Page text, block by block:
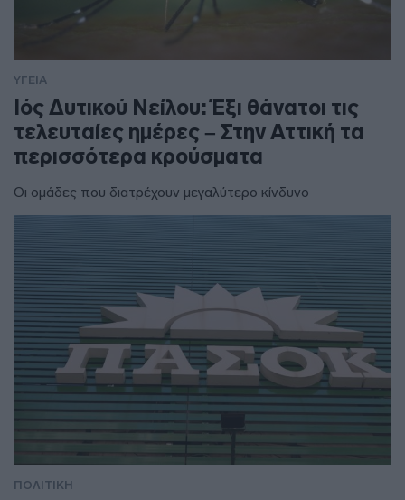
ΥΓΕΙΑ
Ιός Δυτικού Νείλου: Έξι θάνατοι τις
τελευταίες ημέρες – Στην Αττική τα
περισσότερα κρούσματα
Οι ομάδες που διατρέχουν μεγαλύτερο κίνδυνο
ΠΟΛΙΤΙΚΗ